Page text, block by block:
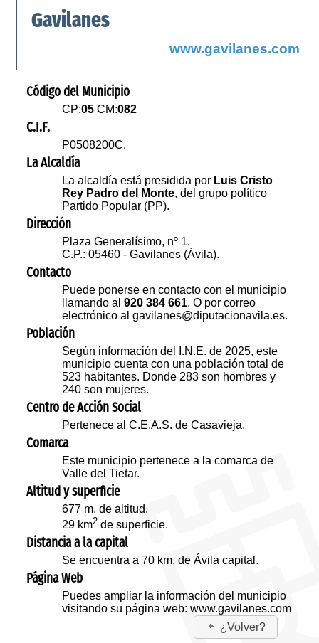
Gavilanes
www.gavilanes.com
Código del Municipio
CP:05 CM:082
C.I.F.
P0508200C.
La Alcaldía
La alcaldía está presidida por Luis Cristo
Rey Padro del Monte, del grupo político
Partido Popular (PP).
Dirección
Plaza Generalísimo, nº 1.
C.P.: 05460 - Gavilanes (Ávila).
Contacto
Puede ponerse en contacto con el municipio
llamando al920 384 661. O por correo
electrónico al gavilanes@diputacionavila.es.
Población
Según información del I.N.E. de 2025, este
municipio cuenta con una población total de
523 habitantes. Donde 283 son hombres y
240 son mujeres.
Centro de Acción Social
Pertenece al C.E.A.S. de Casavieja.
Comarca
Este municipio pertenece a la comarca de
Valle del Tietar.
Altitud y superficie
677 m. de altitud.
29 km2 de superficie.
Distancia a la capital
Se encuentra a 70 km. de Ávila capital.
Página Web
Puedes ampliar la información del municipio
visitando su página web:www.gavilanes.com
¿Volver?